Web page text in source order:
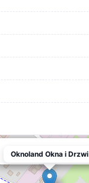
Oknoland Okna i Drzwi
Oknoland Okna i Drzwi